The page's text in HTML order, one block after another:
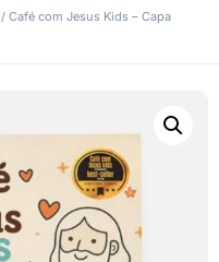
/ Café com Jesus Kids – Capa